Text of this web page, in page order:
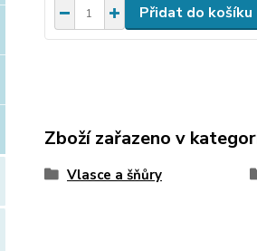
Přidat do košíku
Zboží zařazeno v
Vlasce a šňůry